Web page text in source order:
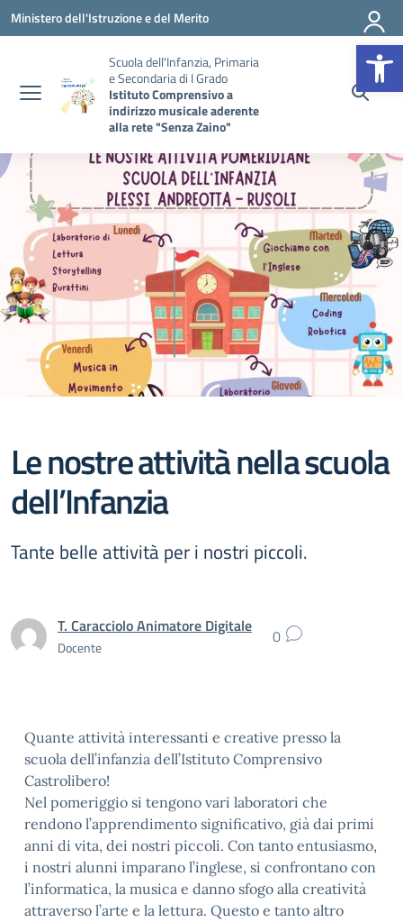
Vai ai contenuti
Vai al menu di navigazione
Vai al footer
Ministero dell'Istruzione e del Merito
Scuola dell'Infanzia, Primaria
e Secondaria di I Grado
Istituto Comprensivo a
indirizzo musicale aderente
alla rete "Senza Zaino"
Le nostre attività nella scuola
dell’Infanzia
Tante belle attività per i nostri piccoli.
T. Caracciolo Animatore Digitale
Docente 0
Quante attività interessanti e creative presso la
scuola dell’infanzia dell’Istituto Comprensivo
Castrolibero!
Nel pomeriggio si tengono vari laboratori che
rendono l’apprendimento significativo, già dai primi
anni di vita, dei nostri piccoli. Con tanto entusiasmo,
i nostri alunni imparano l’inglese, si confrontano con
l’informatica, la musica e danno sfogo alla creatività
attraverso l’arte e la lettura. Questo e tanto altro